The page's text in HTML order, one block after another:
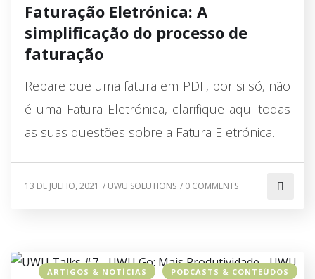
Faturação Eletrónica: A
simplificação do processo de
faturação
Repare que uma fatura em PDF, por si só, não
é uma Fatura Eletrónica, clarifique aqui todas
as suas questões sobre a Fatura Eletrónica.
13 DE JULHO, 2021 / UWU SOLUTIONS / 0 COMMENTS
ARTIGOS & NOTÍCIAS
PODCASTS & CONTEÚDOS